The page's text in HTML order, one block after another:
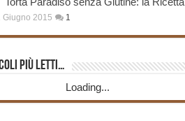
Giugno 2015 1
più Letti…
Loading...